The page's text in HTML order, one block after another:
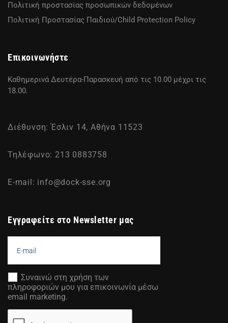
Πολιτική προστασίας προσωπικών δεδομένων
Πολιτική Προστασίας Παιδιού/Child Protection Policy
Επικοινωνήστε
Καθημερινά Δευτέρα-Παρασκευή από τις 10.00 μέχρι τις
18.00.
Διέθυνση: Έσλιν 14, Αθήνα 11523
Τηλέφωνο: 213 0883758
E-mail: info@dock-sse.org
Εγγραφείτε στο Newsletter μας
Συναινώ στη χρήση των
πληροφοριών μου για επικοινωνία μέσω
email marketing.